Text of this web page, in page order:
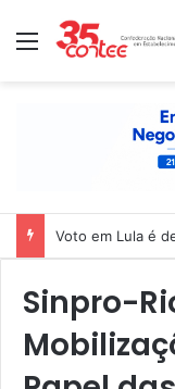
Menu
Voto em Lula é
Sinpro-